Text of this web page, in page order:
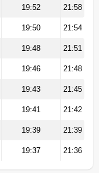
19:52 21:58
19:50 21:54
19:48 21:51
19:46 21:48
19:43 21:45
19:41 21:42
19:39 21:39
19:37 21:36